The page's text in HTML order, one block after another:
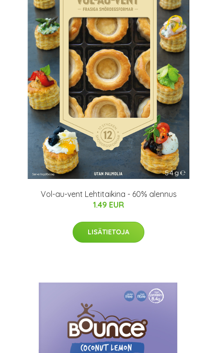
Vol-au-vent Lehtitaikina - 60% alennus
1.49 EUR
LISÄTIETOJA